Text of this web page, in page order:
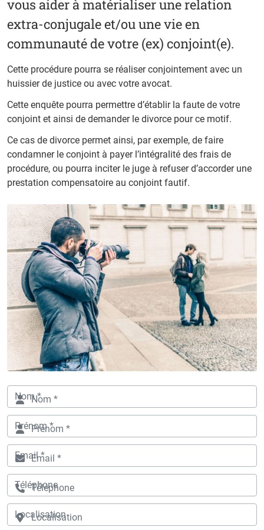
vous aider à matérialiser une relation
extra-conjugale et/ou une vie en
communauté de votre (ex) conjoint(e).
Cette procédure pourra se réaliser conjointement avec un
huissier de justice ou avec votre avocat.
Cette enquête pourra permettre d’établir la faute de votre
conjoint et ainsi de demander le divorce pour ce motif.
Ce cas de divorce permet ainsi, par exemple, de faire
condamner le conjoint à payer l’intégralité des frais de
procédure, ou pourra inciter le juge à refuser d’accorder une
prestation compensatoire au conjoint fautif.
Nom *
Prénom *
Email *
Téléphone
Localisation